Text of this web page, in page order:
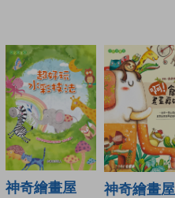
神奇繪畫屋
神奇繪畫屋